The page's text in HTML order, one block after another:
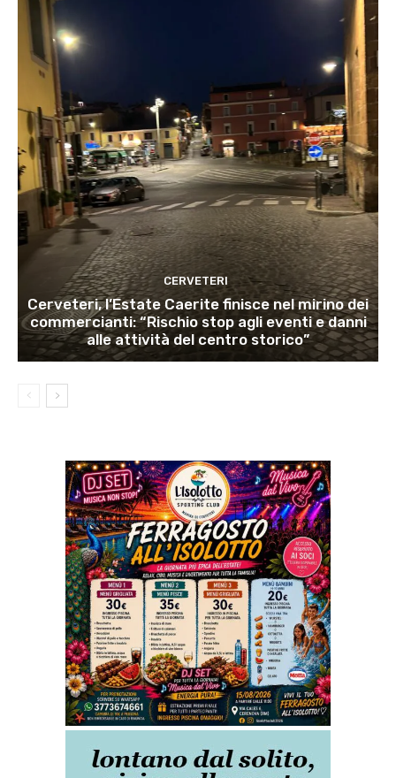
CERVETERI
Cerveteri, l’Estate Caerite finisce nel mirino dei
commercianti: “Rischio stop agli eventi e danni
alle attività del centro storico”